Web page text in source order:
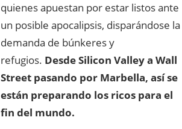
quienes apuestan por estar listos ante
un posible apocalipsis, disparándose la
demanda de búnkeres y
refugios. Desde Silicon Valley a Wall
Street pasando por Marbella, así se
están preparando los ricos para el
fin del mundo.